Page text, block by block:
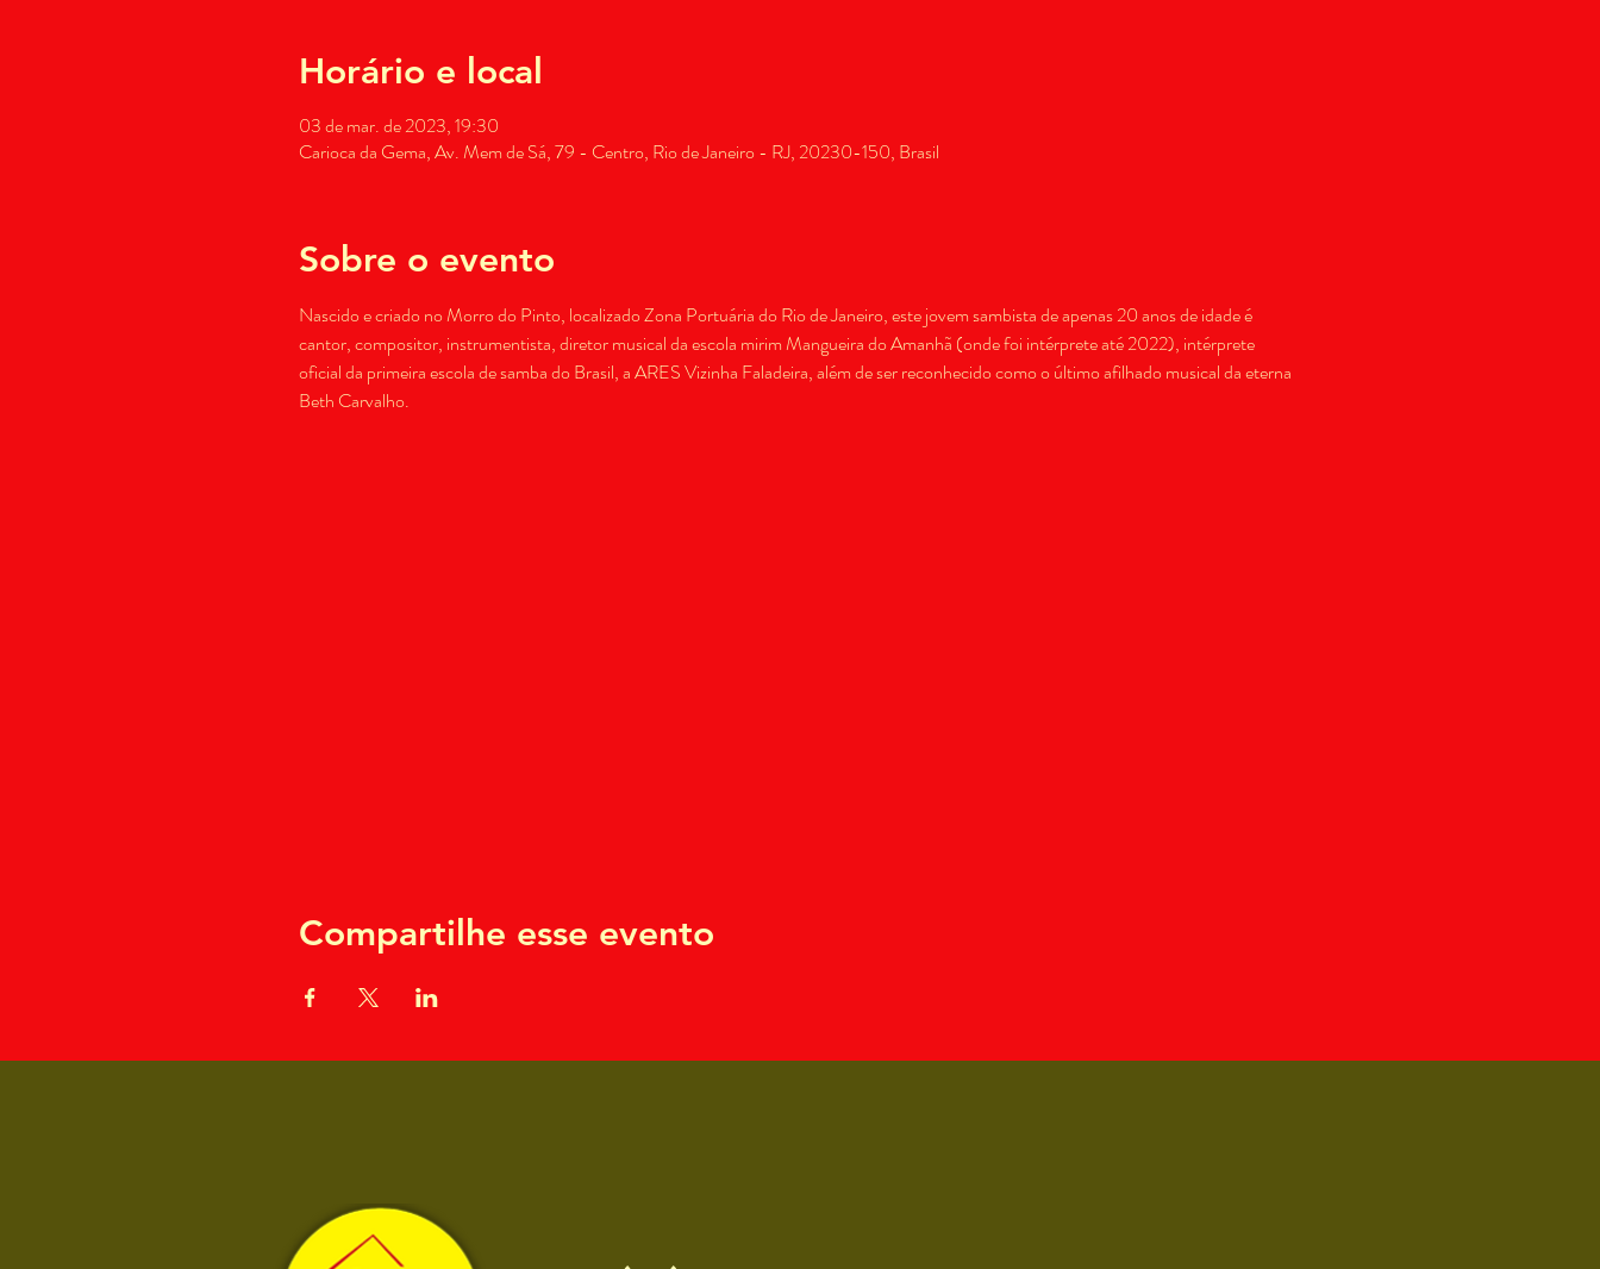
Horário e local
03 de mar. de 2023, 19:30
Carioca da Gema, Av. Mem de Sá, 79 - Centro, Rio de Janeiro - RJ, 20230-150, Brasil
Sobre o evento
Nascido e criado no Morro do Pinto, localizado Zona Portuária do Rio de Janeiro, este jovem sambista de apenas 20 anos de idade é
cantor, compositor, instrumentista, diretor musical da escola mirim Mangueira do Amanhã (onde foi intérprete até 2022), intérprete
oficial da primeira escola de samba do Brasil, a ARES Vizinha Faladeira, além de ser reconhecido como o último afilhado musical da eterna
Beth Carvalho.
Compartilhe esse evento